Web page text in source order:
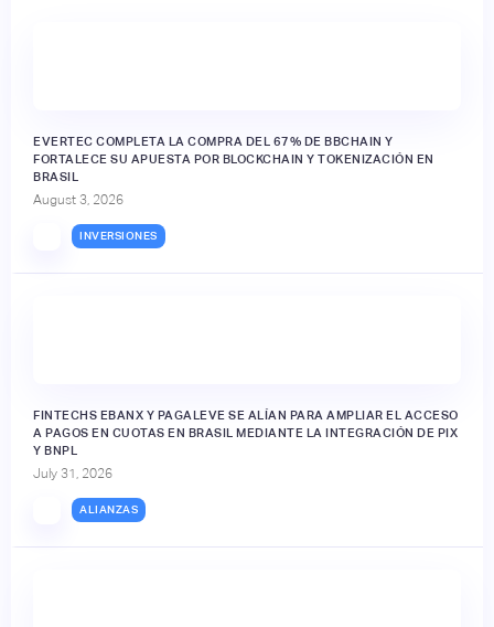
EVERTEC COMPLETA LA COMPRA DEL 67% DE BBCHAIN Y
FORTALECE SU APUESTA POR BLOCKCHAIN Y TOKENIZACIÓN EN
BRASIL
August 3, 2026
INVERSIONES
FINTECHS EBANX Y PAGALEVE SE ALÍAN PARA AMPLIAR EL ACCESO
A PAGOS EN CUOTAS EN BRASIL MEDIANTE LA INTEGRACIÓN DE PIX
Y BNPL
July 31, 2026
ALIANZAS